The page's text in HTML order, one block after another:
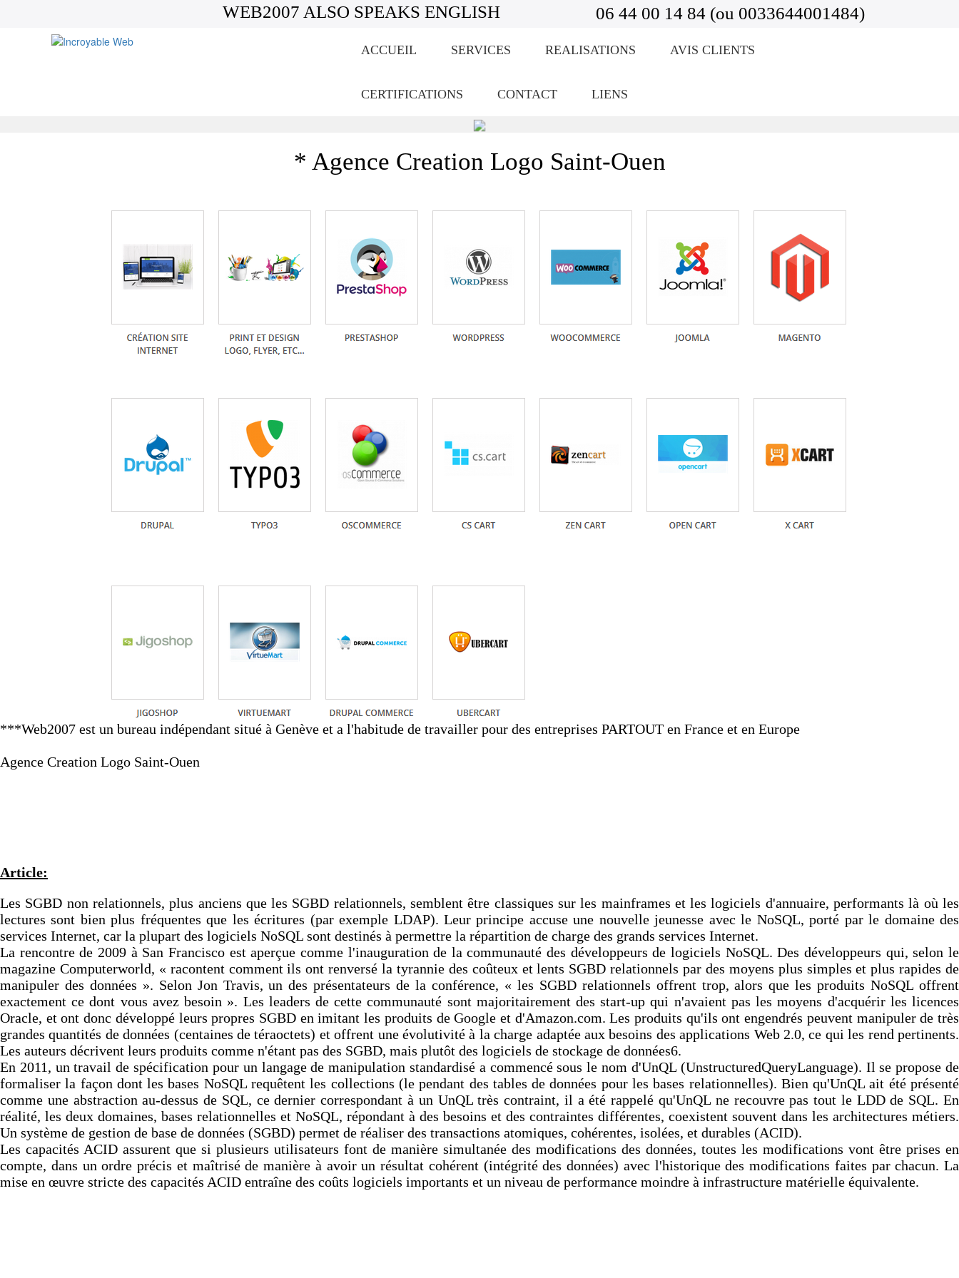
WEB2007 ALSO SPEAKS ENGLISH 06 44 00 14 84 (ou 0033644001484)
ACCUEIL SERVICES REALISATIONS AVIS CLIENTS
CERTIFICATIONS CONTACT LIENS
* Agence Creation Logo Saint-Ouen
***Web2007 est un bureau indépendant situé à Genève et a l'habitude de travailler pour des entreprises PARTOUT en France et en Europe
Agence Creation Logo Saint-Ouen
Article:
Les SGBD non relationnels, plus anciens que les SGBD relationnels, semblent être classiques sur les mainframes et les logiciels d'annuaire, performants là où les
lectures sont bien plus fréquentes que les écritures (par exemple LDAP). Leur principe accuse une nouvelle jeunesse avec le NoSQL, porté par le domaine des
services Internet, car la plupart des logiciels NoSQL sont destinés à permettre la répartition de charge des grands services Internet.
La rencontre de 2009 à San Francisco est aperçue comme l'inauguration de la communauté des développeurs de logiciels NoSQL. Des développeurs qui, selon le
magazine Computerworld, « racontent comment ils ont renversé la tyrannie des coûteux et lents SGBD relationnels par des moyens plus simples et plus rapides de
manipuler des données ». Selon Jon Travis, un des présentateurs de la conférence, « les SGBD relationnels offrent trop, alors que les produits NoSQL offrent
exactement ce dont vous avez besoin ». Les leaders de cette communauté sont majoritairement des start-up qui n'avaient pas les moyens d'acquérir les licences
Oracle, et ont donc développé leurs propres SGBD en imitant les produits de Google et d'Amazon.com. Les produits qu'ils ont engendrés peuvent manipuler de très
grandes quantités de données (centaines de téraoctets) et offrent une évolutivité à la charge adaptée aux besoins des applications Web 2.0, ce qui les rend pertinents.
Les auteurs décrivent leurs produits comme n'étant pas des SGBD, mais plutôt des logiciels de stockage de données6.
En 2011, un travail de spécification pour un langage de manipulation standardisé a commencé sous le nom d'UnQL (UnstructuredQueryLanguage). Il se propose de
formaliser la façon dont les bases NoSQL requêtent les collections (le pendant des tables de données pour les bases relationnelles). Bien qu'UnQL ait été présenté
comme une abstraction au-dessus de SQL, ce dernier correspondant à un UnQL très contraint, il a été rappelé qu'UnQL ne recouvre pas tout le LDD de SQL. En
réalité, les deux domaines, bases relationnelles et NoSQL, répondant à des besoins et des contraintes différentes, coexistent souvent dans les architectures métiers.
Un système de gestion de base de données (SGBD) permet de réaliser des transactions atomiques, cohérentes, isolées, et durables (ACID).
Les capacités ACID assurent que si plusieurs utilisateurs font de manière simultanée des modifications des données, toutes les modifications vont être prises en
compte, dans un ordre précis et maîtrisé de manière à avoir un résultat cohérent (intégrité des données) avec l'historique des modifications faites par chacun. La
mise en œuvre stricte des capacités ACID entraîne des coûts logiciels importants et un niveau de performance moindre à infrastructure matérielle équivalente.